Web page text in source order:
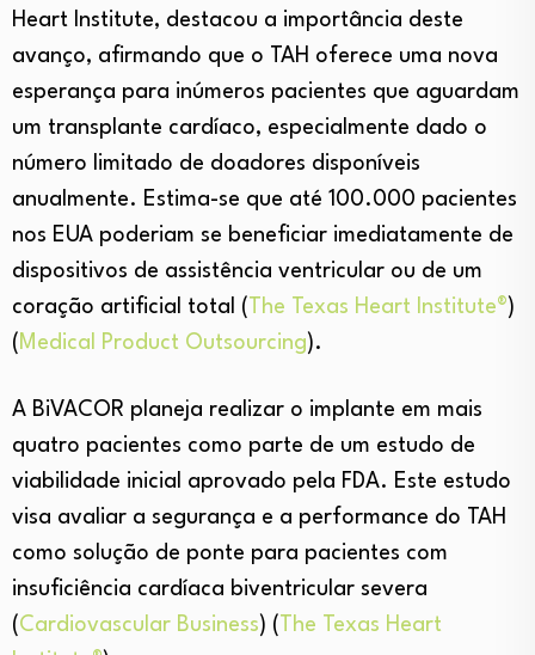
Heart Institute, destacou a importância deste
avanço, afirmando que o TAH oferece uma nova
esperança para inúmeros pacientes que aguardam
um transplante cardíaco, especialmente dado o
número limitado de doadores disponíveis
anualmente. Estima-se que até 100.000 pacientes
nos EUA poderiam se beneficiar imediatamente de
dispositivos de assistência ventricular ou de um
coração artificial total​
( The Texas Heart Institute®)
( Medical Product Outsourcing)​.
A BiVACOR planeja realizar o implante em mais
quatro pacientes como parte de um estudo de
viabilidade inicial aprovado pela FDA. Este estudo
visa avaliar a segurança e a performance do TAH
como solução de ponte para pacientes com
insuficiência cardíaca biventricular severa​
(Cardiovascular Business) (
The Texas Heart